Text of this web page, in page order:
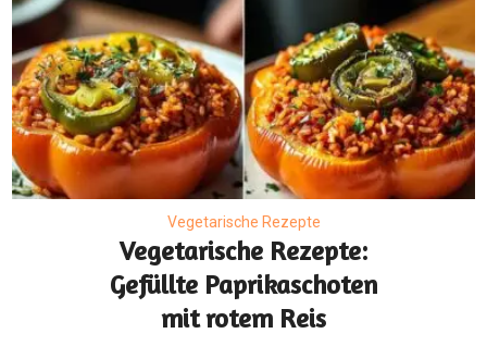
Vegetarische Rezepte
Vegetarische Rezepte:
Gefüllte Paprikaschoten
mit rotem Reis